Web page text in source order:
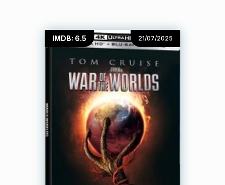
IMDB: 6.5 21/07/2025